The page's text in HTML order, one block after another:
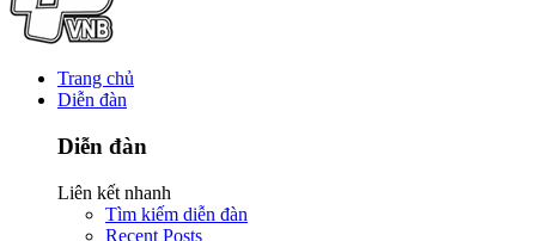
Trang chủ
Diễn đàn
Diễn đàn
Liên kết nhanh
Tìm kiếm diễn đàn
Recent Posts